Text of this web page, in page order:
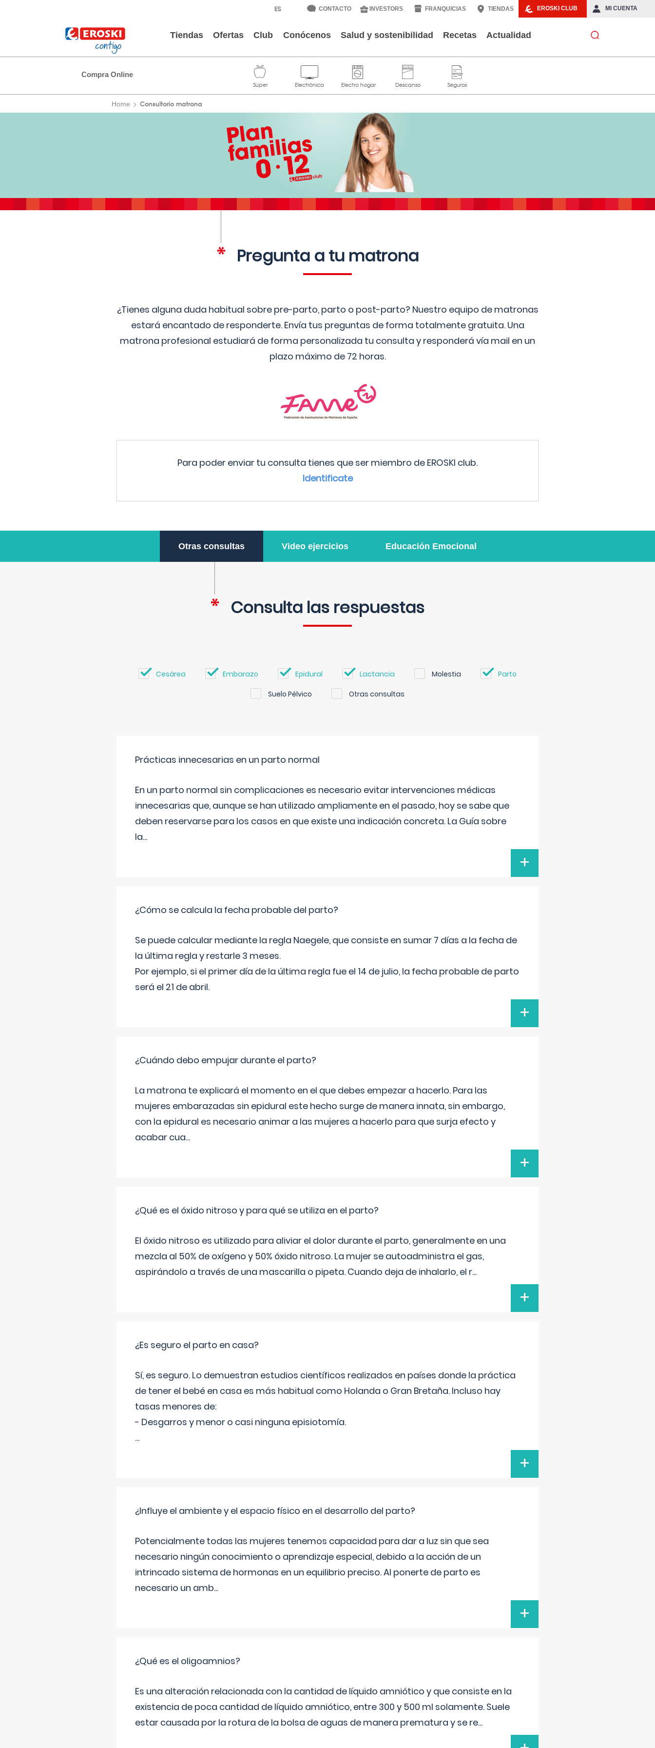
EROSKI CLUB MI CUENTA
CONTACTO INVESTORS FRANQUICIAS TIENDAS
Tiendas Ofertas Club Conócenos Salud y sostenibilidad Recetas Actualidad
Compra Online
Home Consultorio matrona
Pregunta a tu matrona
¿Tienes alguna duda habitual sobre pre-parto, parto o post-parto? Nuestro equipo de matronas
estará encantado de responderte. Envía tus preguntas de forma totalmente gratuita. Una
matrona profesional estudiará de forma personalizada tu consulta y responderá vía mail en un
plazo máximo de 72 horas.
Para poder enviar tu consulta tienes que ser miembro de EROSKI club.
Identificate
Otras consultas Video ejercicios Educación Emocional
Consulta las respuestas
Cesárea Embarazo Epidural Lactancia Molestia Parto
Suelo Pélvico Otras consultas
Prácticas innecesarias en un parto normal
En un parto normal sin complicaciones es necesario evitar intervenciones médicas
innecesarias que, aunque se han utilizado ampliamente en el pasado, hoy se sabe que
deben reservarse para los casos en que existe una indicación concreta. La Guía sobre
la...
+
¿Cómo se calcula la fecha probable del parto?
Se puede calcular mediante la regla Naegele, que consiste en sumar 7 días a la fecha de
la última regla y restarle 3 meses.
Por ejemplo, si el primer día de la última regla fue el 14 de julio, la fecha probable de parto
será el 21 de abril.
+
¿Cuándo debo empujar durante el parto?
La matrona te explicará el momento en el que debes empezar a hacerlo. Para las
mujeres embarazadas sin epidural este hecho surge de manera innata, sin embargo,
con la epidural es necesario animar a las mujeres a hacerlo para que surja efecto y
acabar cua...
+
¿Qué es el óxido nitroso y para qué se utiliza en el parto?
El óxido nitroso es utilizado para aliviar el dolor durante el parto, generalmente en una
mezcla al 50% de oxígeno y 50% óxido nitroso. La mujer se autoadministra el gas,
aspirándolo a través de una mascarilla o pipeta. Cuando deja de inhalarlo, el r...
+
¿Es seguro el parto en casa?
Sí, es seguro. Lo demuestran estudios científicos realizados en países donde la práctica
de tener el bebé en casa es más habitual como Holanda o Gran Bretaña. Incluso hay
tasas menores de:
- Desgarros y menor o casi ninguna episiotomía.
...
+
¿Influye el ambiente y el espacio físico en el desarrollo del parto?
Potencialmente todas las mujeres tenemos capacidad para dar a luz sin que sea
necesario ningún conocimiento o aprendizaje especial, debido a la acción de un
intrincado sistema de hormonas en un equilibrio preciso. Al ponerte de parto es
necesario un amb...
+
¿Qué es el oligoamnios?
Es una alteración relacionada con la cantidad de líquido amniótico y que consiste en la
existencia de poca cantidad de líquido amniótico, entre 300 y 500 ml solamente. Suele
estar causada por la rotura de la bolsa de aguas de manera prematura y se re...